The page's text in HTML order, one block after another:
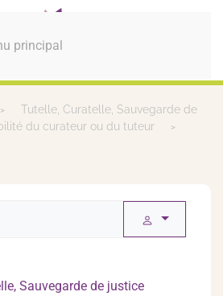
principal
Tutelle, Curatelle, Sauvegarde de
du curateur ou du tuteur
Sauvegarde de justice